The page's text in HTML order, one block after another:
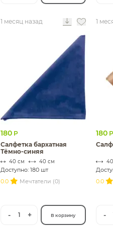
1 месяц назад
180 Р
Салфетка бархатная
Тёмно-синяя
40 см 40 см
Доступно: 180 шт
0.0
Мечтатели (0)
- 1 + В корзину
1
180 Р
0.0
-